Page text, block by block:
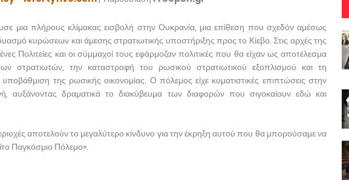
μια πλήρους κλίμακας εισβολή στην Ουκρανία, μια επίθεση που σχεδόν αμέσως
κυρώσεων και άμεσης στρατιωτικής υποστήριξης προς το Κίεβο. Στις αρχές της
Πολιτείες και οι σύμμαχοί τους εφάρμοζαν πολιτικές που θα είχαν ως αποτέλεσμα
στρατιωτών, την καταστροφή του ρωσικού στρατιωτικού εξοπλισμού και τη
της ρωσικής οικονομίας. Ο πόλεμος είχε κυματιστικές επιπτώσεις στην
αυξάνοντας δραματικά το διακύβευμα των διαφορών που σιγοκαίουν εδώ και
αποτελούν το μεγαλύτερο κίνδυνο για την έκρηξη αυτού που θα μπορούσαμε να
Παγκόσμιο Πόλεμο».